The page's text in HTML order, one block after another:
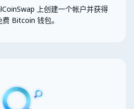
上创建一个帐户并获得
Bitcoin 钱包。